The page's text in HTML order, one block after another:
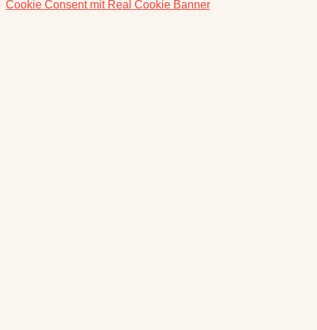
Cookie Consent mit Real Cookie Banner